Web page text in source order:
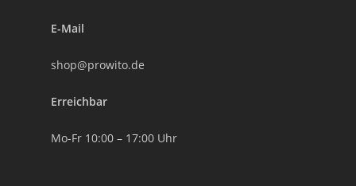
E-Mail
shop@prowito.de
Erreichbar
Mo-Fr 10:00 – 17:00 Uhr